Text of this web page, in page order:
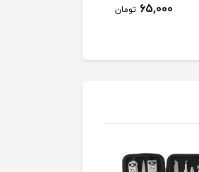
65,000 تومان